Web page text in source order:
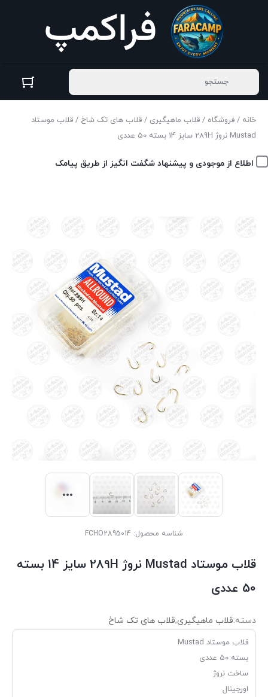
خانه / فروشگاه / قلاب ماهیگیری / قلاب های تک شاخ / قلاب موستاد
Mustad نروژ 289H سایز 14 بسته 50 عددی
اطلاع از موجودی و پیشنهاد شگفت انگیز از طریق پیامک
شناسه محصول: FCHO2895014
قلاب موستاد Mustad نروژ 289H سایز 14 بسته
50 عددی
دسته:قلاب ماهیگیری,قلاب های تک شاخ
قلاب موستاد Mustad
بسته 50 عددی
ساخت نروژ
اورجینال